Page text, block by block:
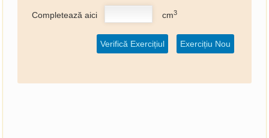
Completează aici cm3
Verifică Exercițiul